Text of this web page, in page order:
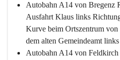
Autobahn A14 von Bregenz
Ausfahrt Klaus links
Kurve beim Ortszentrum
dem alten Gemeindeamt
Autobahn A14 von